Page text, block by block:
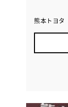
熊本トヨ